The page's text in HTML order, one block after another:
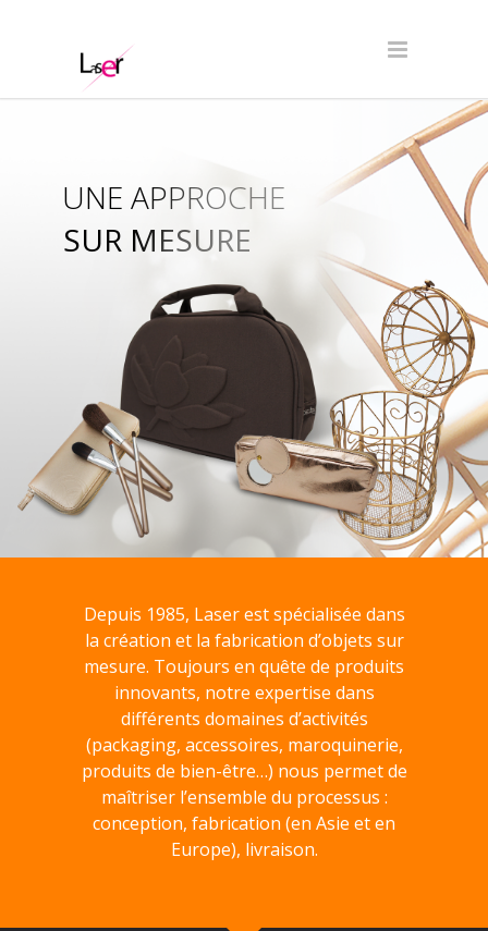
SUR MESURE
UNE APPROCHE
Depuis 1985, Laser est spécialisée dans
la création et la fabrication d’objets sur
mesure. Toujours en quête de produits
innovants, notre expertise dans
différents domaines d’activités
(packaging, accessoires, maroquinerie,
produits de bien-être…) nous permet de
maîtriser l’ensemble du processus :
conception, fabrication (en Asie et en
Europe), livraison.